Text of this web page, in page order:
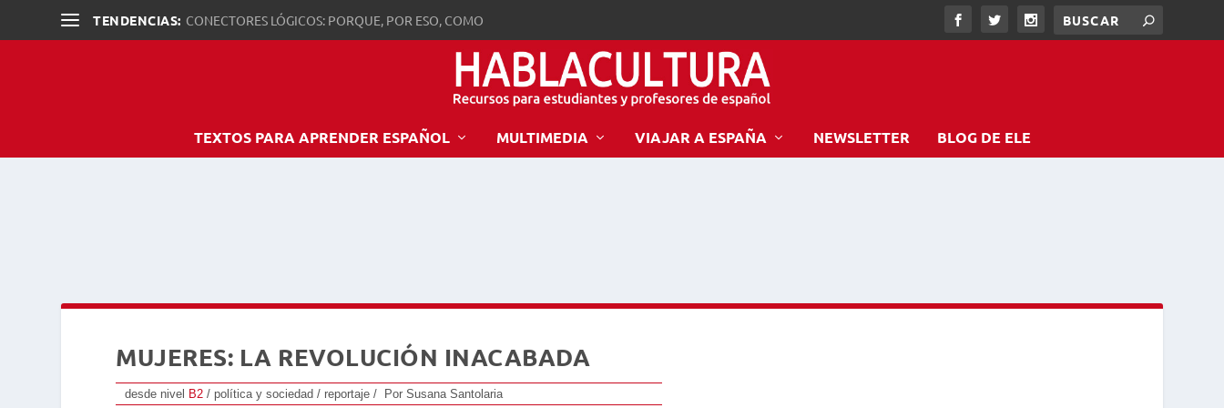
TENDENCIAS: CONECTORES LÓGICOS: PORQUE, POR ESO, COMO
TEXTOS PARA APRENDER ESPAÑOL MULTIMEDIA VIAJAR A ESPAÑA NEWSLETTER BLOG DE ELE
MUJERES: LA REVOLUCIÓN INACABADA
desde nivel B2 / política y sociedad / reportaje / Por Susana Santolaria